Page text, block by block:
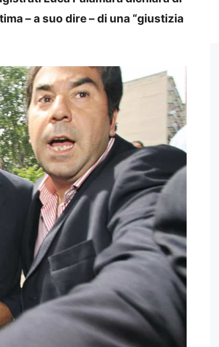
– a suo dire – di una “giustizia